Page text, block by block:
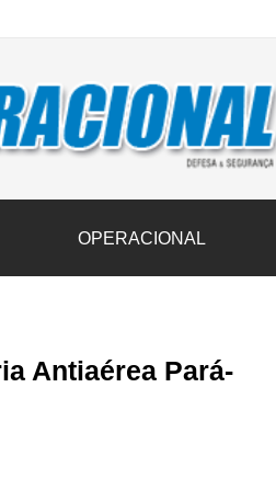
de donativos ao Rio Grande
OPERACIONAL
Antiaérea Pará-